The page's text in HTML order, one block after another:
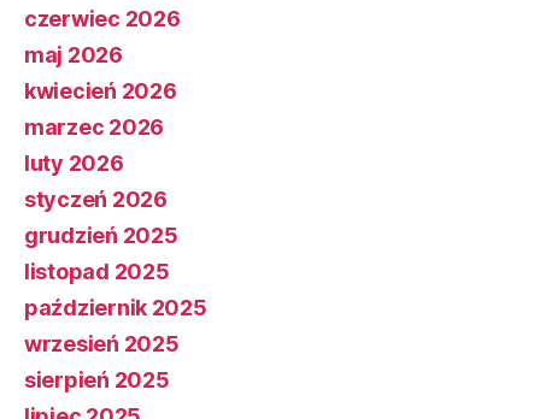
czerwiec 2026
maj 2026
kwiecień 2026
marzec 2026
luty 2026
styczeń 2026
grudzień 2025
listopad 2025
październik 2025
wrzesień 2025
sierpień 2025